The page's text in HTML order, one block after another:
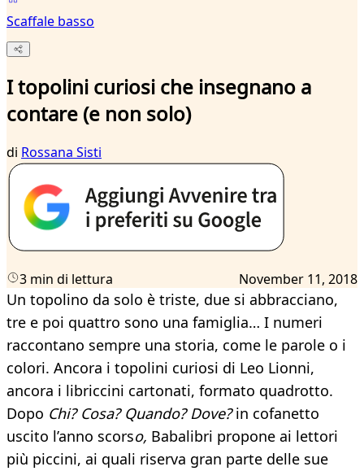
Scaffale basso
I topolini curiosi che insegnano a
contare (e non solo)
di Rossana Sisti
3 min di lettura November 11, 2018
Un topolino da solo è triste, due si abbracciano,
tre e poi quattro sono una famiglia… I numeri
raccontano sempre una storia, come le parole o i
colori. Ancora i topolini curiosi di Leo Lionni,
ancora i libriccini cartonati, formato quadrotto.
Dopo Chi? Cosa? Quando? Dove?in cofanetto
uscito l’anno scorso, Babalibri propone ai lettori
più piccini, ai quali riserva gran parte delle sue